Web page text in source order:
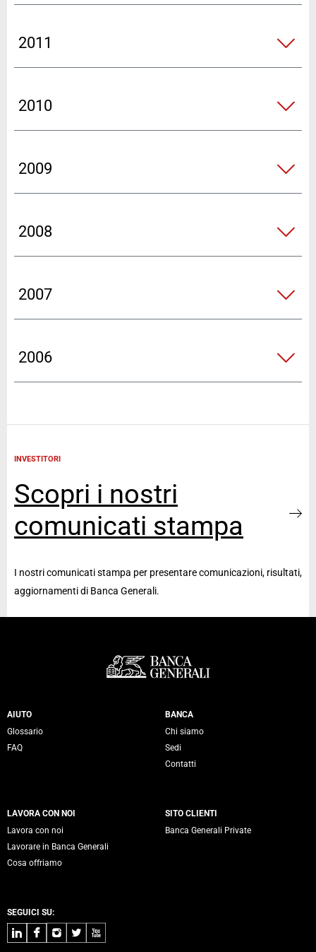
2011
2010
2009
2008
2007
2006
INVESTITORI
Scopri i nostri
comunicati stampa
I nostri comunicati stampa per presentare comunicazioni, risultati,
aggiornamenti di Banca Generali.
Servizi Banca Generali
AIUTO
Glossario
FAQ
BANCA
Chi siamo
Sedi
Contatti
LAVORA CON NOI
Lavora con noi
Lavorare in Banca Generali
Cosa offriamo
SITO CLIENTI
Banca Generali Private
SEGUICI SU:
LinkedInFacebook
Instagram
TwitterYoutube